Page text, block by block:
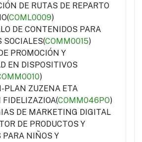
DE RUTAS DE REPARTO
COML0009)
DE CONTENIDOS PARA
SOCIALES(COMM0015)
PROMOCIÓN Y
EN DISPOSITIVOS
)
PLAN ZUZENA ETA
FIDELIZAZIOA(COMM046PO)
DE MARKETING DIGITAL
DE PRODUCTOS Y
PARA NIÑOS Y